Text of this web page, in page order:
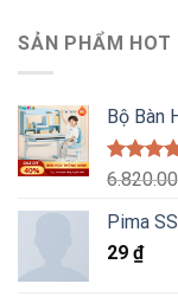
SẢN PHẨM HOT
Bộ Bàn
Được
5 sao
Pima
29 ₫